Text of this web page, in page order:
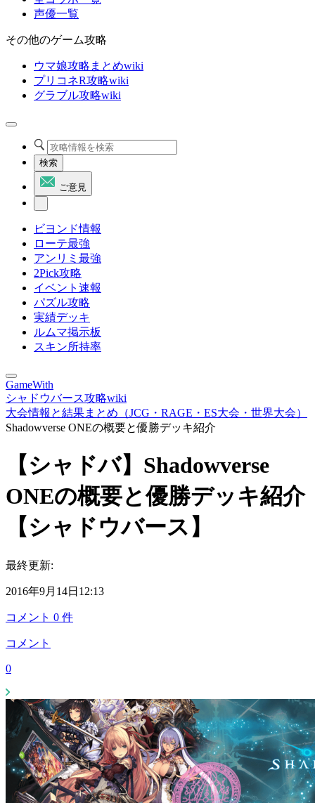
声優一覧
その他のゲーム攻略
ウマ娘攻略まとめwiki
プリコネR攻略wiki
グラブル攻略wiki
検索
ご意見
ビヨンド情報
ローテ最強
アンリミ最強
2Pick攻略
イベント速報
パズル攻略
実績デッキ
ルムマ掲示板
スキン所持率
GameWith
シャドウバース攻略wiki
大会情報と結果まとめ（JCG・RAGE・ES大会・世界大会）
Shadowverse ONEの概要と優勝デッキ紹介
【シャドバ】Shadowverse
ONEの概要と優勝デッキ紹介
【シャドウバース】
最終更新:
2016年9月14日12:13
コメント 0 件
コメント
0